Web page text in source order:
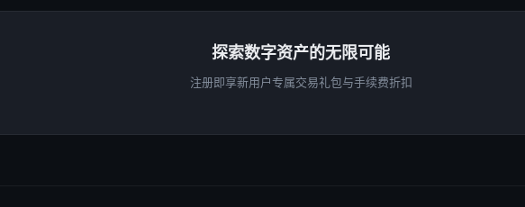
探索数字资产的无限可能
注册即享新用户专属交易礼包与手续费折扣